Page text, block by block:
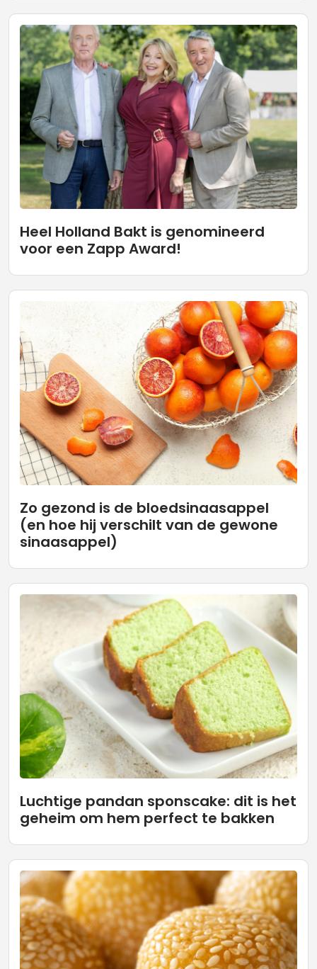
Heel Holland Bakt is genomineerd
voor een Zapp Award!
Zo gezond is de bloedsinaasappel
(en hoe hij verschilt van de gewone
sinaasappel)
Luchtige pandan sponscake: dit is het
geheim om hem perfect te bakken